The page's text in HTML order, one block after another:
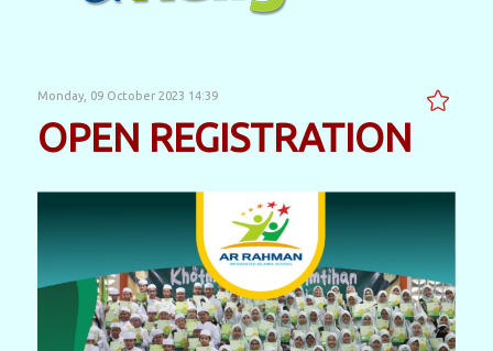
Monday, 09 October 2023 14:39
OPEN REGISTRATION